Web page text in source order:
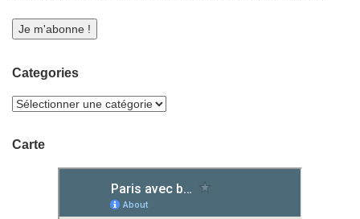
Categories
Carte